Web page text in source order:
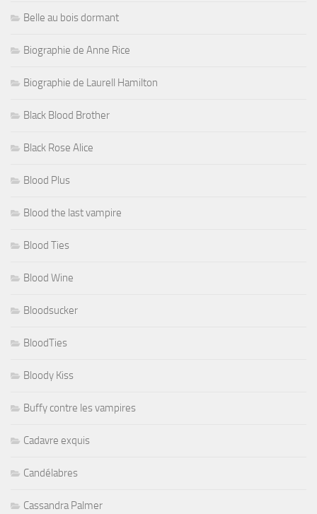
Belle au bois dormant
Biographie de Anne Rice
Biographie de Laurell Hamilton
Black Blood Brother
Black Rose Alice
Blood Plus
Blood the last vampire
Blood Ties
Blood Wine
Bloodsucker
BloodTies
Bloody Kiss
Buffy contre les vampires
Cadavre exquis
Candélabres
Cassandra Palmer